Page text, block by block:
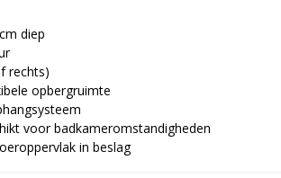
diep
rechts)
opbergruimte
voor badkameromstandigheden
in beslag